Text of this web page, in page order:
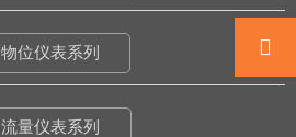
物位仪表系列
流量仪表系列
